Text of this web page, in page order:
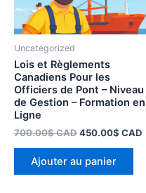
Uncategorized
Lois et Règlements
Canadiens Pour les
Officiers de Pont – Niveau
de Gestion – Formation en
Ligne
700.00$CAD450.00$ CAD
Ajouter au panier